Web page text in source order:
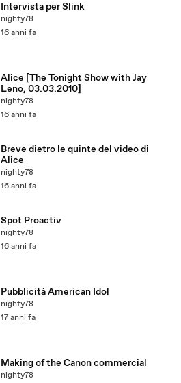
Intervista per Slink
nighty78
16 anni fa
Alice [The Tonight Show with Jay
Leno, 03.03.2010]
nighty78
16 anni fa
Breve dietro le quinte del video di
Alice
nighty78
16 anni fa
Spot Proactiv
nighty78
16 anni fa
Pubblicità American Idol
nighty78
17 anni fa
Making of the Canon commercial
nighty78